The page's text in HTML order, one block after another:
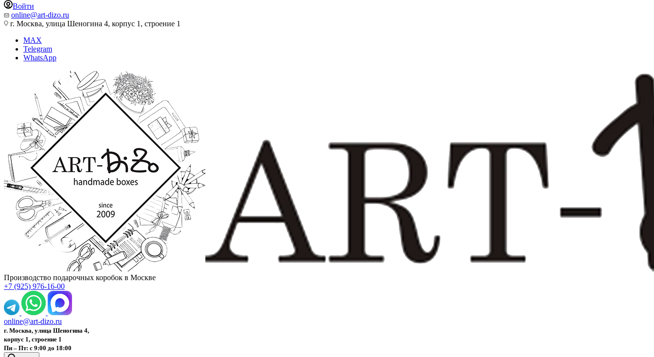
Войти
online@art-dizo.ru
г. Москва, улица Шеногина 4, корпус 1, строение 1
MAX
Telegram
WhatsApp
Производство подарочных коробок в Москве
+7 (925) 976-16-00
online@art-dizo.ru
г. Москва, улица Шеногина 4,
корпус 1, строение 1
Пн – Пт: с 9:00 до 18:00